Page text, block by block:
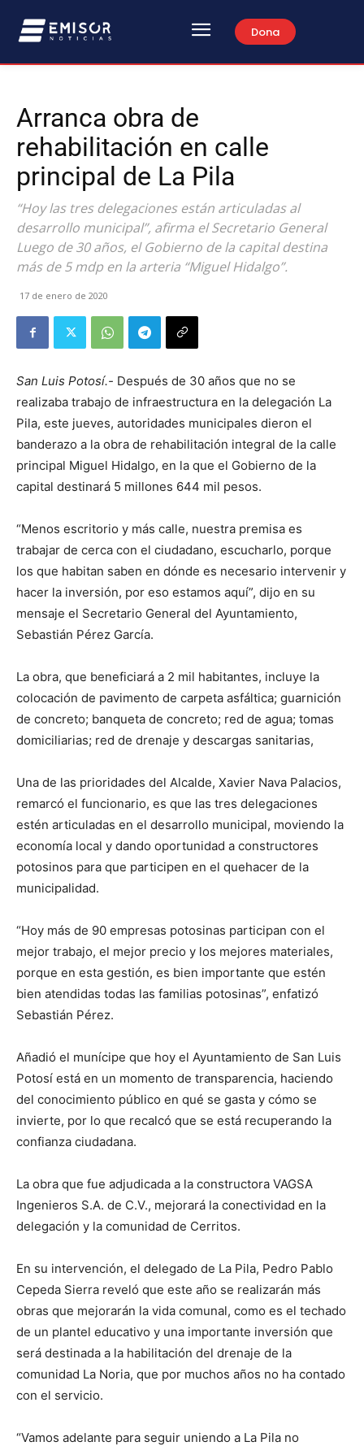
Dona
Arranca obra de
rehabilitación en calle
principal de La Pila
“Hoy las tres delegaciones están articuladas al
desarrollo municipal”, afirma el Secretario General
Luego de 30 años, el Gobierno de la capital destina
más de 5 mdp en la arteria “Miguel Hidalgo”.
17 de enero de 2020
San Luis Potosí.- Después de 30 años que no se
realizaba trabajo de infraestructura en la delegación La
Pila, este jueves, autoridades municipales dieron el
banderazo a la obra de rehabilitación integral de la calle
principal Miguel Hidalgo, en la que el Gobierno de la
capital destinará 5 millones 644 mil pesos.
“Menos escritorio y más calle, nuestra premisa es
trabajar de cerca con el ciudadano, escucharlo, porque
los que habitan saben en dónde es necesario intervenir y
hacer la inversión, por eso estamos aquí”, dijo en su
mensaje el Secretario General del Ayuntamiento,
Sebastián Pérez García.
La obra, que beneficiará a 2 mil habitantes, incluye la
colocación de pavimento de carpeta asfáltica; guarnición
de concreto; banqueta de concreto; red de agua; tomas
domiciliarias; red de drenaje y descargas sanitarias,
Una de las prioridades del Alcalde, Xavier Nava Palacios,
remarcó el funcionario, es que las tres delegaciones
estén articuladas en el desarrollo municipal, moviendo la
economía local y dando oportunidad a constructores
potosinos para que participen en el quehacer de la
municipalidad.
“Hoy más de 90 empresas potosinas participan con el
mejor trabajo, el mejor precio y los mejores materiales,
porque en esta gestión, es bien importante que estén
bien atendidas todas las familias potosinas”, enfatizó
Sebastián Pérez.
Añadió el munícipe que hoy el Ayuntamiento de San Luis
Potosí está en un momento de transparencia, haciendo
del conocimiento público en qué se gasta y cómo se
invierte, por lo que recalcó que se está recuperando la
confianza ciudadana.
La obra que fue adjudicada a la constructora VAGSA
Ingenieros S.A. de C.V., mejorará la conectividad en la
delegación y la comunidad de Cerritos.
En su intervención, el delegado de La Pila, Pedro Pablo
Cepeda Sierra reveló que este año se realizarán más
obras que mejorarán la vida comunal, como es el techado
de un plantel educativo y una importante inversión que
será destinada a la habilitación del drenaje de la
comunidad La Noria, que por muchos años no ha contado
con el servicio.
“Vamos adelante para seguir uniendo a La Pila no